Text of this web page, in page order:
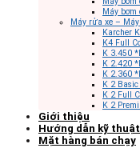
Máy bơm
Máy rửa xe –
Karcher
K4 Full
K 3.450
K 2.420
K 2.360
K 2
K 2 Full
K 2
Giới thiệu
Hướng dẫn kỹ thuật
Mặt hàng bán chạy